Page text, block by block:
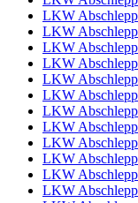
LKW
LKW
LKW
LKW
LKW
LKW
LKW
LKW
LKW
LKW
LKW
LKW